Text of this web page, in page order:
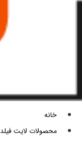
خانه
محصولات لایت فیلد